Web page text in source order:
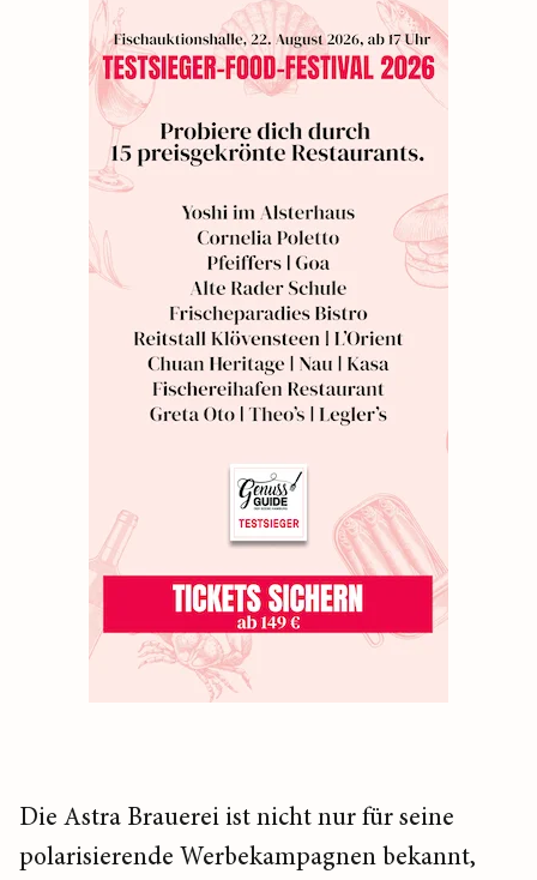
Die Astra Brauerei ist nicht nur für seine
polarisierende Werbekampagnen bekannt,